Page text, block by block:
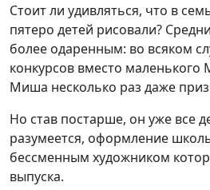
Стоит ли удивляться, что в
пятеро детей рисовали?
более одаренным: во всяком
конкурсов вместо
Миша несколько раз даже
Но став постарше, он уже все
разумеется, оформление
бессменным художником
выпуска.